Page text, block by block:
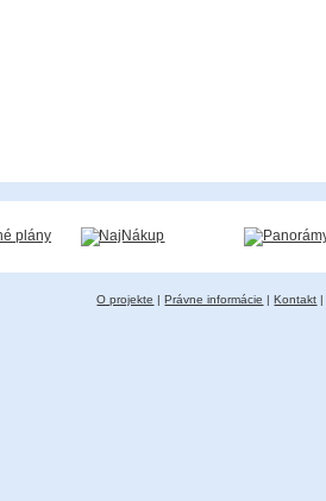
O projekte |Právne informácie |Kontakt